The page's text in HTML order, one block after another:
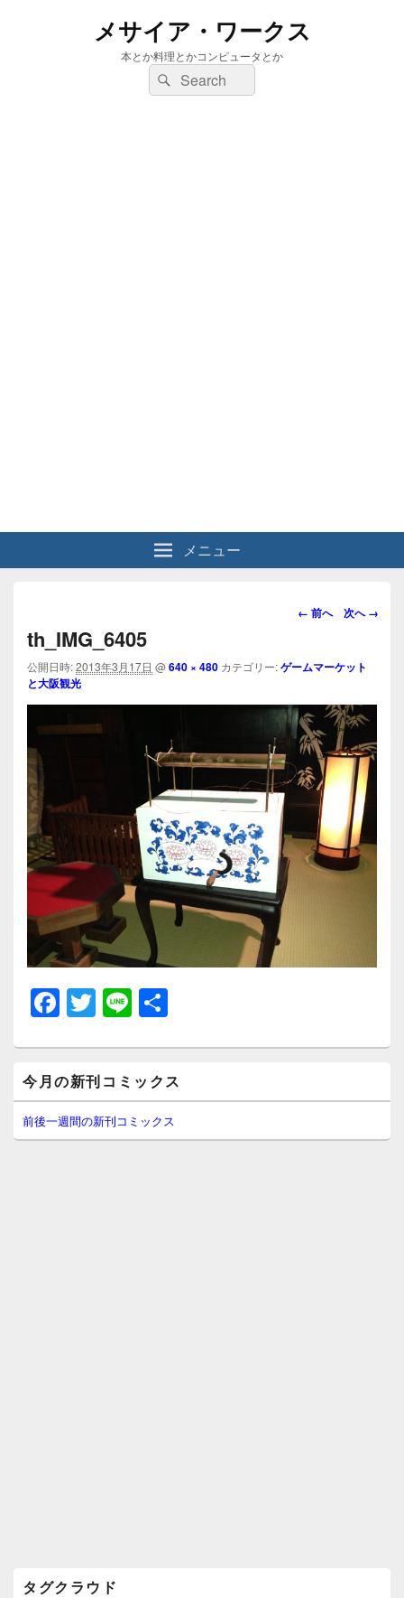
メサイア・ワークス
本とか料理とかコンピュータとか
検
索:
検
索
メニュー
画
ビ
ー
シ
ョ
ン
← 前へ 次へ →
th_IMG_6405
公開日時:2013年3月17日 @640 × 480 カテゴリー:ゲームマーケット
と大阪観光
F
a
c
e
b
o
T
wi
tt
er
Li
n
e
イ
ン
サ
イ
今月の新刊コミックス
前後一週間の新刊コミックス
タグクラウド